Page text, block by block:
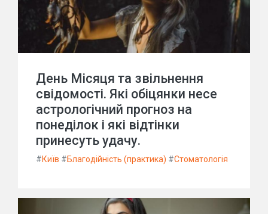
День Місяця та звільнення
свідомості. Які обіцянки несе
астрологічний прогноз на
понеділок і які відтінки
принесуть удачу.
#Київ #Благодійність (практика) #Стоматологія